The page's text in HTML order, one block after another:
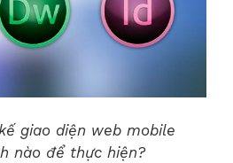
giao diện web mobile
nào để thực hiện?